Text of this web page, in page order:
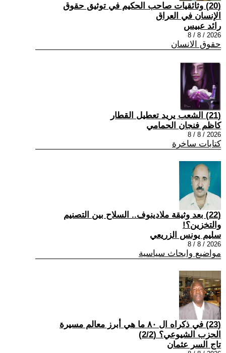
(20) وثائقيات صاحب الحكيم في توثيق حقوق
الإنسان في العراق
رائد عبيس
2026 / 8 / 8
حقوق الانسان
(21) الشعب يريد تعطيل القطار
كاظم فنجان الحمامي
2026 / 8 / 8
كتابات ساخرة
(22) بعد وثيقة ملادينوف.. السلاح بين التصنيم
والتخزين؟!
سليم يونس الزريعي
2026 / 8 / 8
مواضيع وابحاث سياسية
(23) في ذكراه ال ٨٠ ما هي أبرز معالم مسيرة
الحزب الشيوعي؟ (2/2)
تاج السر عثمان